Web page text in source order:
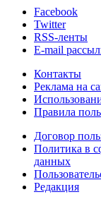
Facebook
Twitter
RSS-ленты
E-mail
Контакты
Реклама на
Правила
Договор
Политика в
данных
Редакция